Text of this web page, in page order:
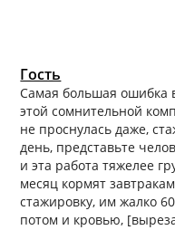
Гость
Самая большая ошибка
этой сомнительной
не проснулась даже,
день, представьте
и эта работа тяжелее
месяц кормят
стажировку, им жалко
потом и кровью,